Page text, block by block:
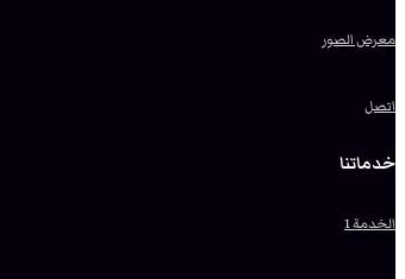
معرض الصور
اتصل
خدماتنا
الخدمة 1